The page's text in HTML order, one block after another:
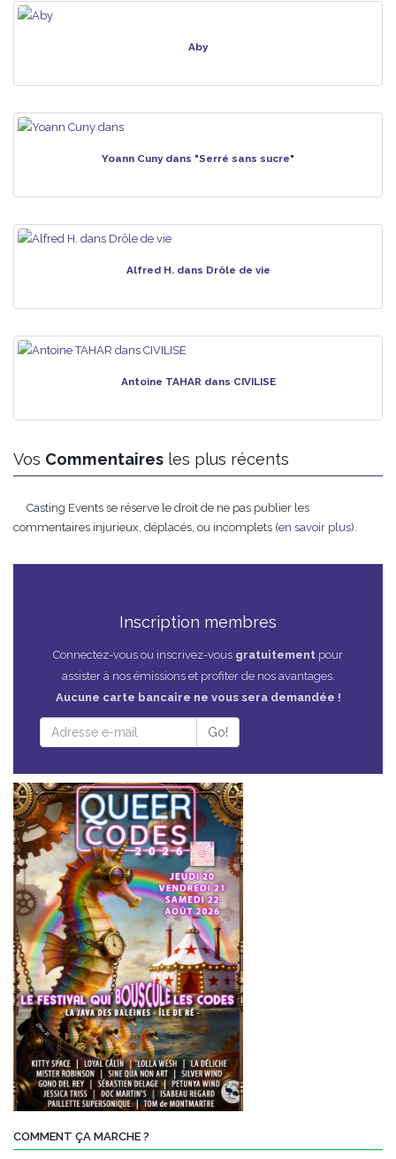
Aby
Yoann Cuny dans "Serré sans sucre"
Alfred H. dans Drôle de vie
Antoine TAHAR dans CIVILISE
Vos Commentaires les plus récents
Casting Events se réserve le droit de ne pas publier les
commentaires injurieux, déplacés, ou incomplets (en savoir plus).
Inscription membres
Connectez-vous ou inscrivez-vous gratuitement pour
assister à nos émissions et profiter de nos avantages.
Aucune carte bancaire ne vous sera demandée !
Go!
COMMENT ÇA MARCHE ?